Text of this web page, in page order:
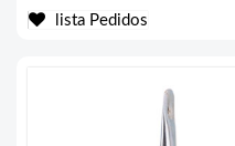
lista Pedidos